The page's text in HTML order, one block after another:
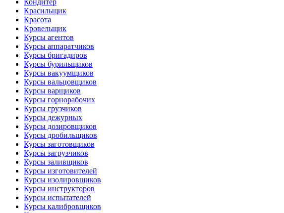
Кондитер
Красильщик
Красота
Кровельщик
Курсы агентов
Курсы аппаратчиков
Курсы бригадиров
Курсы бурильщиков
Курсы вакуумщиков
Курсы вальцовщиков
Курсы варщиков
Курсы горнорабочих
Курсы грузчиков
Курсы дежурных
Курсы дозировщиков
Курсы дробильщиков
Курсы заготовщиков
Курсы загрузчиков
Курсы заливщиков
Курсы изготовителей
Курсы изолировщиков
Курсы инструкторов
Курсы испытателей
Курсы калибровщиков